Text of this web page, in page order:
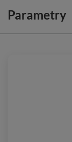
Parametry